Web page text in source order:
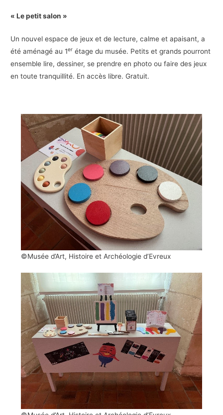
« Le petit salon »
Un nouvel espace de jeux et de lecture, calme et apaisant, a
été aménagé au 1er étage du musée. Petits et grands pourront
ensemble lire, dessiner, se prendre en photo ou faire des jeux
en toute tranquillité. En accès libre. Gratuit.
©Musée d’Art, Histoire et Archéologie d’Evreux